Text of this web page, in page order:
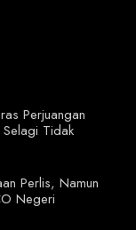
Perjuangan
Tidak
Perlis, Namun
Negeri